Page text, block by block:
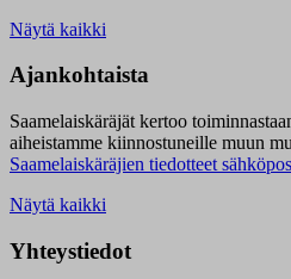
Näytä kaikki
Ajankohtaista
Saamelaiskäräjät kertoo
aiheistamme kiinnostuneille muun
Saamelaiskäräjien tiedotteet
Näytä kaikki
Yhteystiedot